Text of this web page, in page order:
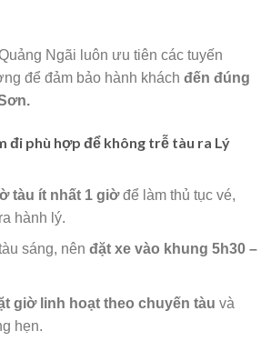
Ngãi luôn ưu tiên các tuyến
để đảm bảo hành khách đến đúng
đi phù hợp để không trễ tàu ra Lý
tàu ít nhất 1 giờđể làm thủ tục vé,
hành lý.
sáng, nên đặt xe vào khung 5h30 –
giờ linh hoạt theo chuyến tàu và
hẹn.